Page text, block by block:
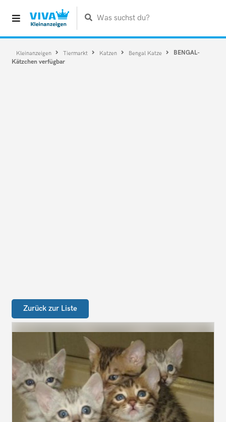
Was suchst du?
Kleinanzeigen Tiermarkt Katzen Bengal Katze
BENGAL-
Kätzchen verfügbar
Zurück zur Liste